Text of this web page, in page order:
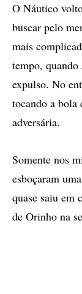
O Náutico
buscar pelo
mais
tempo, quando
expulso. No
tocando a bola
adversária.
Somente nos
esboçaram
quase saiu em
de Orinho na